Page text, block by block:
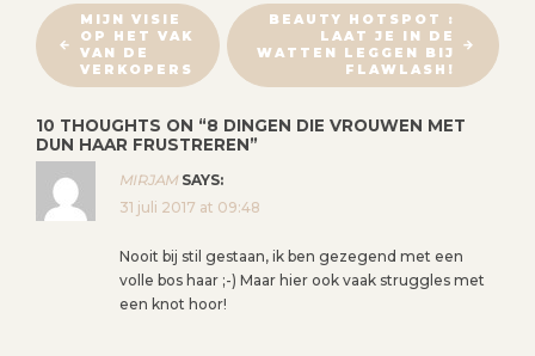
B
E
R
C
H
N
MIJN VISIE
OP HET VAK
VAN DE
VERKOPERS
BEAUTY HOTSPOT :
LAAT JE IN DE
WATTEN LEGGEN BIJ
FLAWLASH!
10 THOUGHTS ON “8 DINGEN DIE VROUWEN MET
DUN HAAR FRUSTREREN”
MIRJAM SAYS:
31 juli 2017 at 09:48
Nooit bij stil gestaan, ik ben gezegend met een
volle bos haar ;-) Maar hier ook vaak struggles met
een knot hoor!